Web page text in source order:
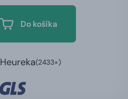
Do košíka
Heureka(2433×)